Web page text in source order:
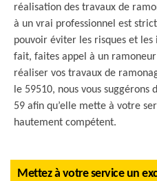
réalisation des travaux de
à un vrai professionnel est
pouvoir éviter les risques et
fait, faites appel à un
réaliser vos travaux de
le 59510, nous vous suggérons
59 afin qu’elle mette à votre
hautement compétent.
Mettez à votre service un